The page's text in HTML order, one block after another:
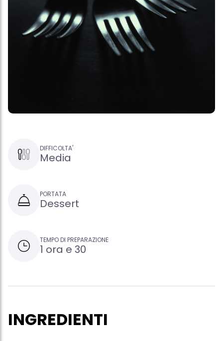
DIFFICOLTA'
Media
PORTATA
Dessert
TEMPO DI PREPARAZIONE
1 ora e 30
INGREDIENTI